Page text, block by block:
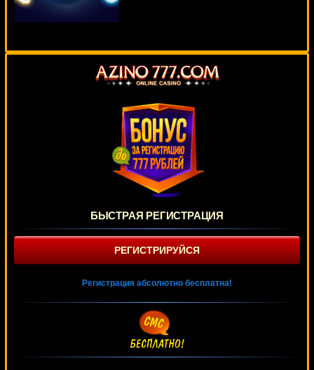
БЫСТРАЯ РЕГИСТРАЦИЯ
РЕГИСТРИРУЙСЯ
Регистрация абсолютно бесплатна!